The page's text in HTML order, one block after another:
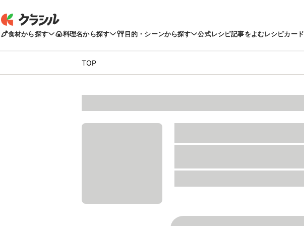
食材から探す 料理名から探す 目的・シーンから探す 公式レシピ記事をよむレシピカード
TOP